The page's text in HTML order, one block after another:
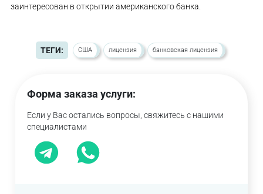
заинтересован в открытии американского банка.
ТЕГИ: США лицензия банковская лицензия
Форма заказа услуги:
Если у Вас остались вопросы, свяжитесь с нашими
специалистами